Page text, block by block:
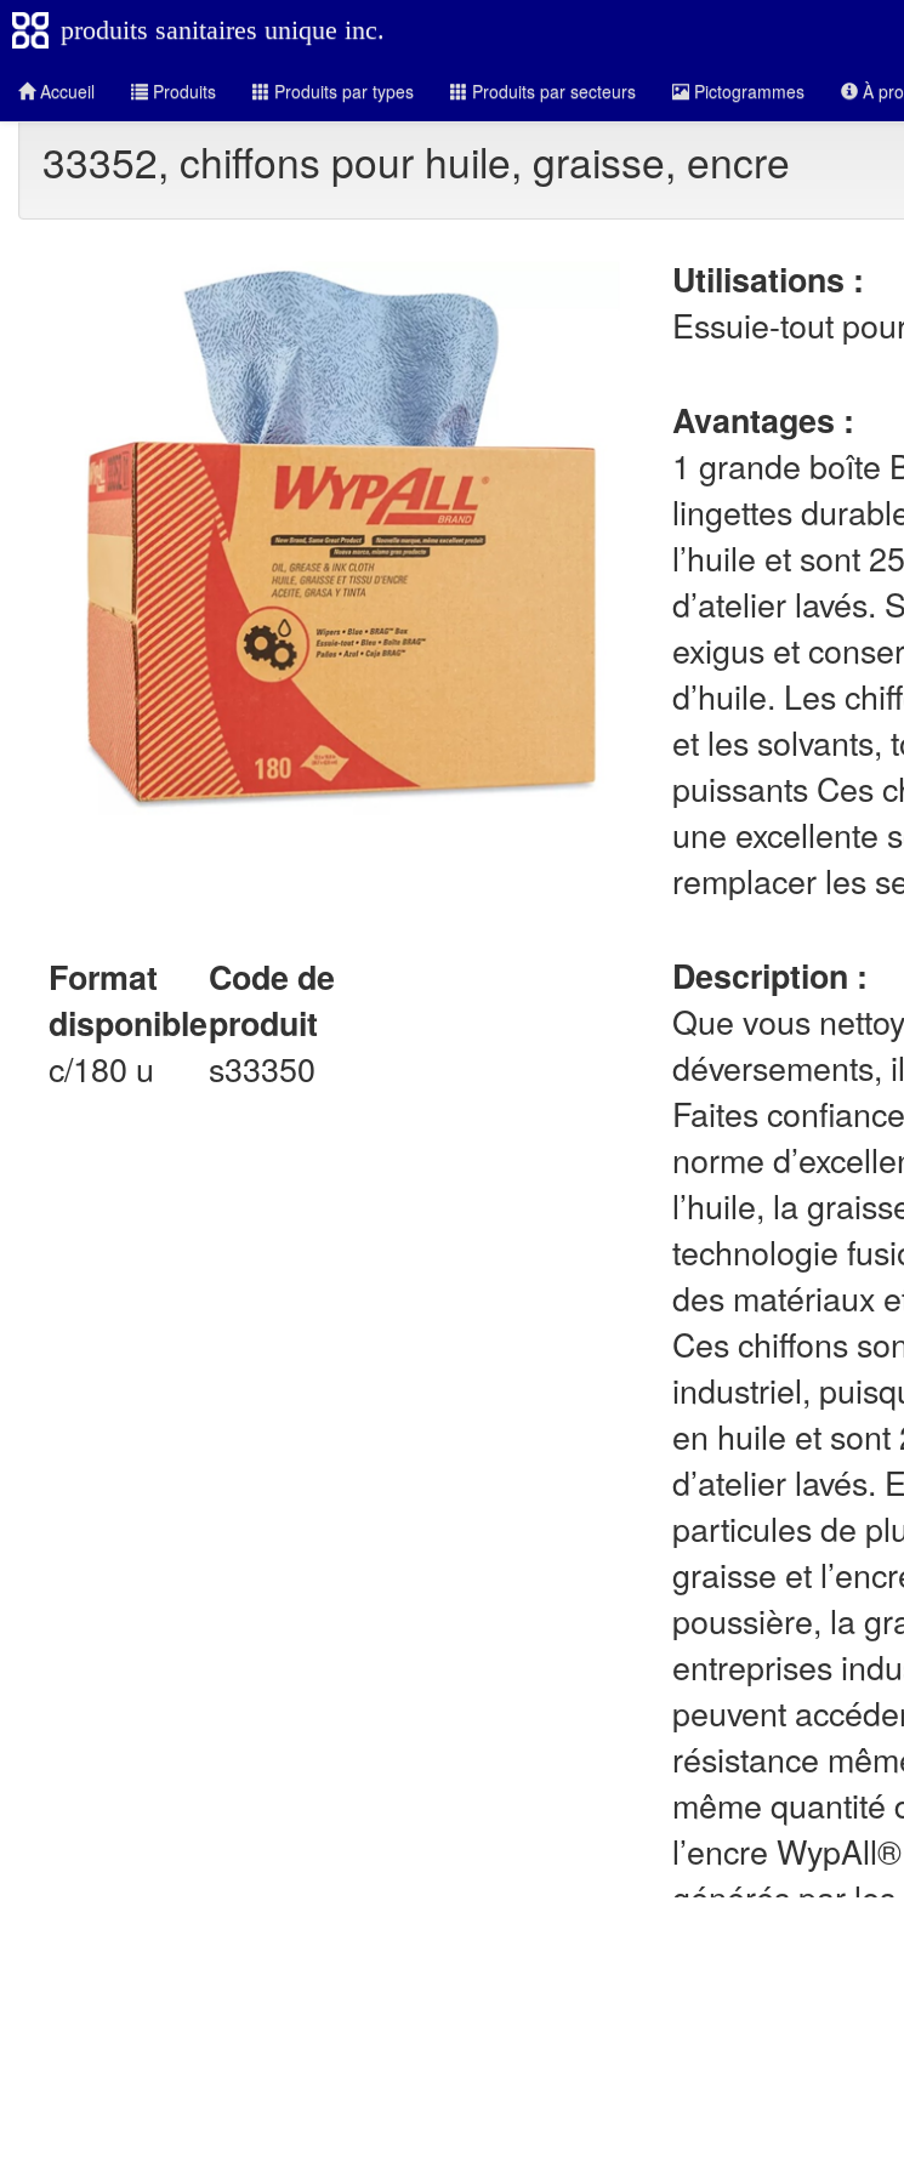
produits sanitaires unique inc.
Accueil Produits Produits par types Produits par secteurs Pictogrammes À
33352, chiffons pour huile, graisse, encre
Format
disponible
Code de
produit
c/180 u s33350
Utilisations :
Essuie-tout
Avantages :
1 grande boîte
lingettes
l’huile et sont
d’atelier lavés.
exigus et
d’huile. Les
et les solvants,
puissants Ces
une excellente
remplacer les
Description :
Que vous
déversements,
Faites
norme
l’huile, la
technologie
des matériaux
Ces chiffons
industriel,
en huile et
d’atelier lavés.
particules de
graisse et
poussière, la
entreprises
peuvent
résistance
même quantité
l’encre
générés par